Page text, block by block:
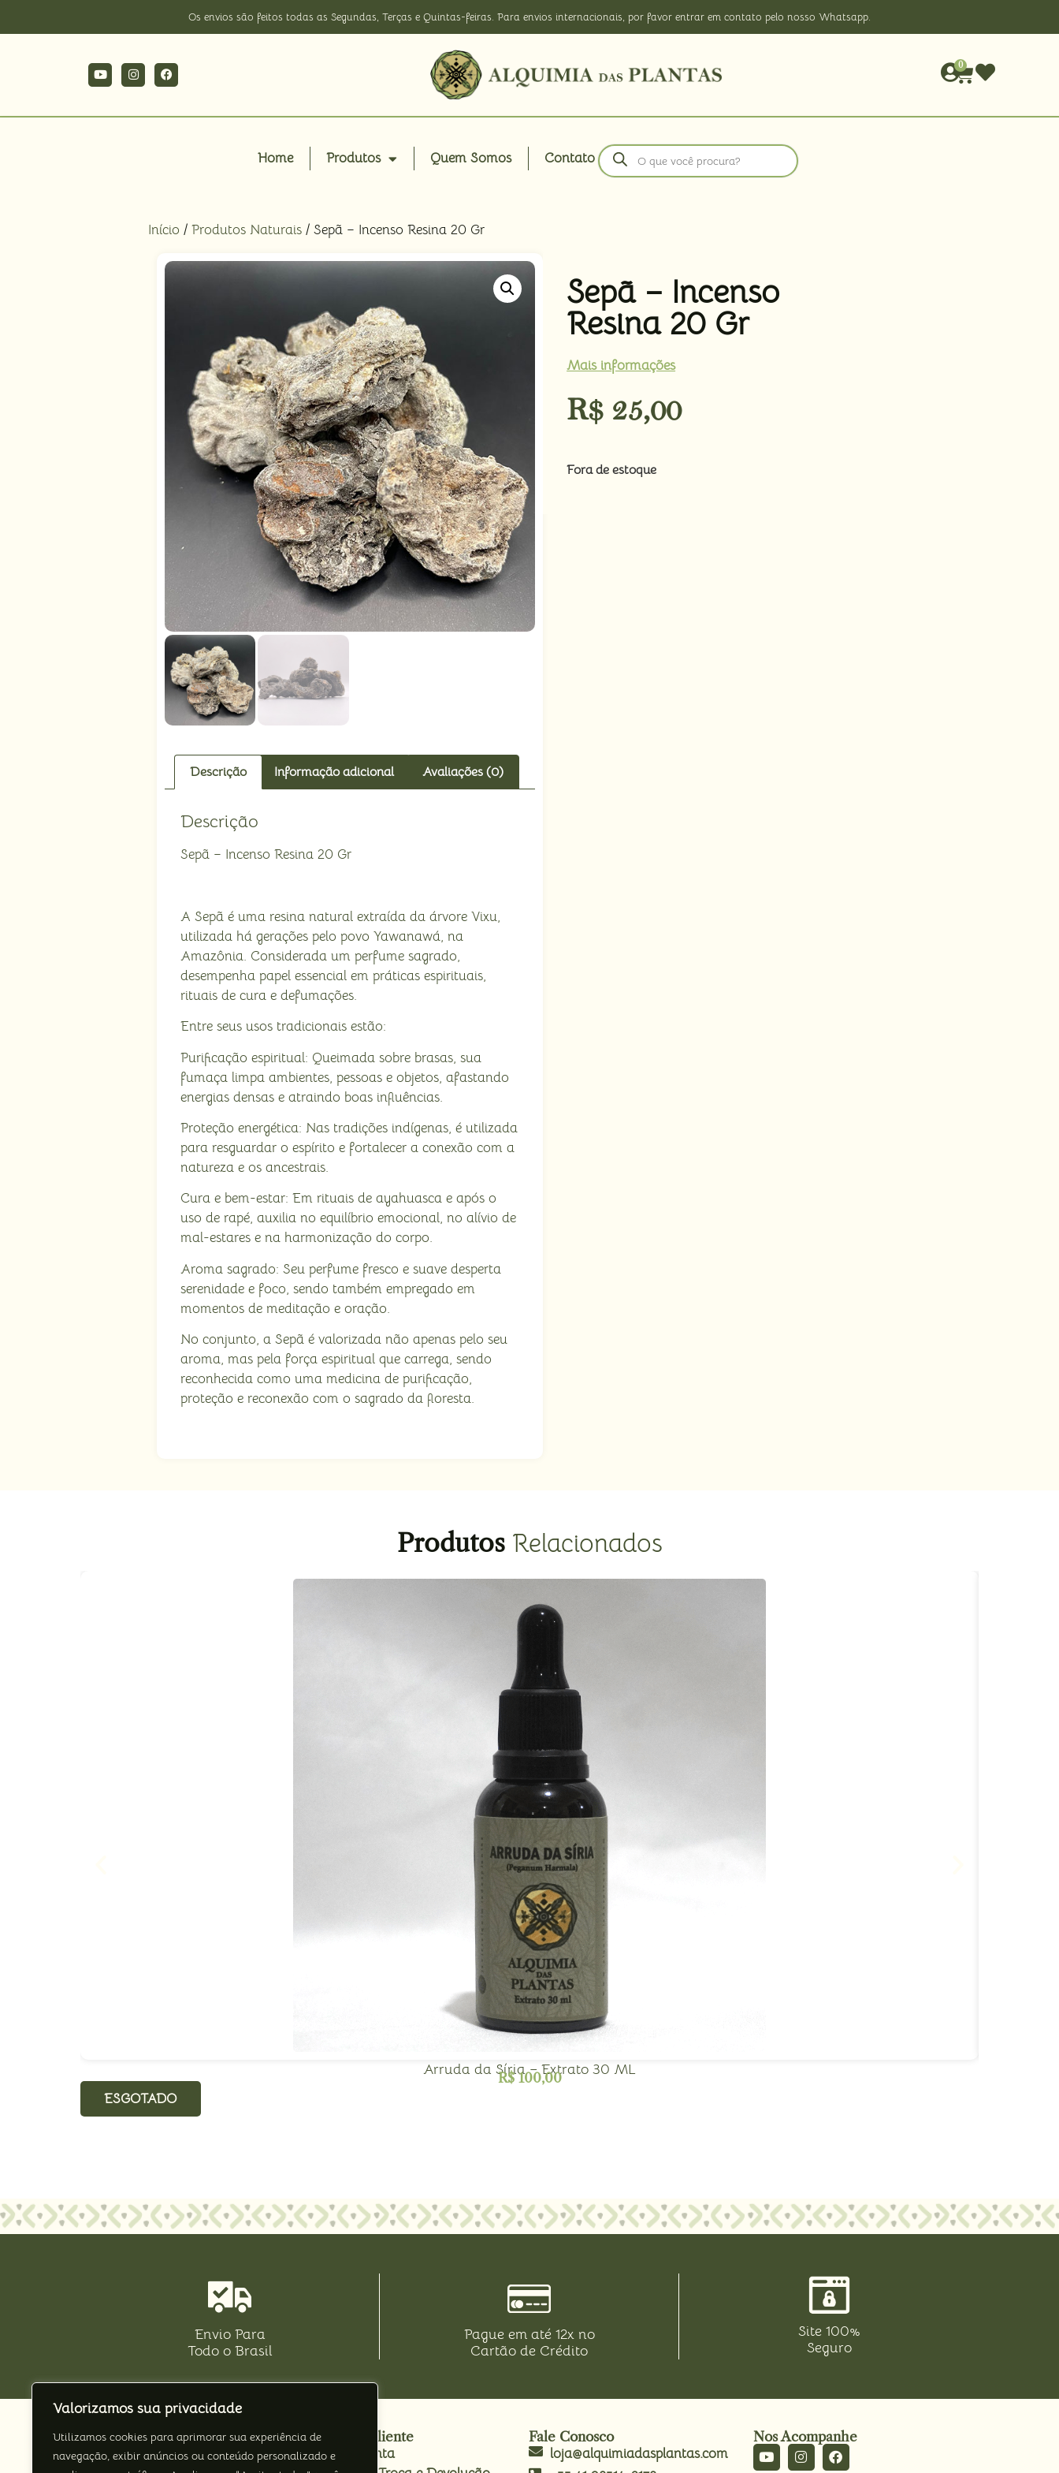
Valorizamos sua privacidade
Utilizamos cookies para aprimorar sua experiência de
navegação, exibir anúncios ou conteúdo personalizado e
Os envios são feitos todas as Segundas, Terças e Quintas-feiras. Para envios internacionais, por favor entrar em contato pelo nosso Whatsapp.
0
Home Produtos Quem Somos Contato
Início / Produtos Naturais / Sepã – Incenso Resina 20 Gr
Descrição Informação adicional Avaliações (0)
Descrição
Sepã – Incenso Resina 20 Gr
A Sepã é uma resina natural extraída da árvore Vixu,
utilizada há gerações pelo povo Yawanawá, na
Amazônia. Considerada um perfume sagrado,
desempenha papel essencial em práticas espirituais,
rituais de cura e defumações.
Entre seus usos tradicionais estão:
Purificação espiritual: Queimada sobre brasas, sua
fumaça limpa ambientes, pessoas e objetos, afastando
energias densas e atraindo boas influências.
Proteção energética: Nas tradições indígenas, é utilizada
para resguardar o espírito e fortalecer a conexão com a
natureza e os ancestrais.
Cura e bem-estar: Em rituais de ayahuasca e após o
uso de rapé, auxilia no equilíbrio emocional, no alívio de
mal-estares e na harmonização do corpo.
Aroma sagrado: Seu perfume fresco e suave desperta
serenidade e foco, sendo também empregado em
momentos de meditação e oração.
No conjunto, a Sepã é valorizada não apenas pelo seu
aroma, mas pela força espiritual que carrega, sendo
reconhecida como uma medicina de purificação,
proteção e reconexão com o sagrado da floresta.
Sepã – Incenso
Resina 20 Gr
Mais informações
R$ 25,00
Fora de estoque
Produtos Relacionados
Arruda da Síria – Extrato 30 ML
R$100,00
ESGOTADO
Envio Para
Todo o Brasil
Pague em até 12x no
Cartão de Crédito
Site 100%
Seguro
Área do Cliente
Minha Conta
Fale Conosco
loja@alquimiadasplantas.com
Nos Acompanhe